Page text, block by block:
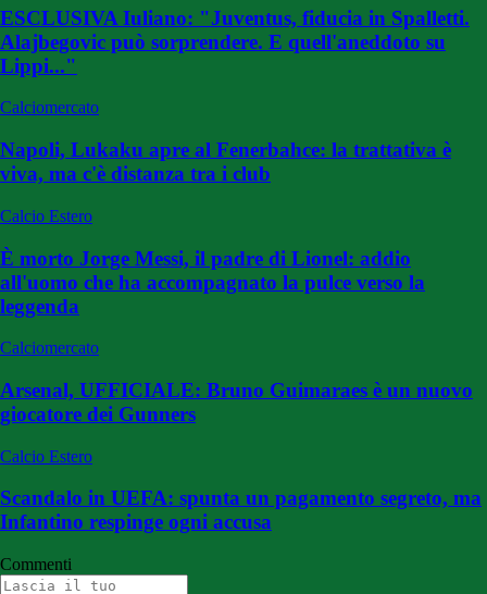
ESCLUSIVA Iuliano: "Juventus, fiducia in Spalletti.
Alajbegovic può sorprendere. E quell'aneddoto su
Lippi..."
Calciomercato
Napoli, Lukaku apre al Fenerbahce: la trattativa è
viva, ma c'è distanza tra i club
Calcio Estero
È morto Jorge Messi, il padre di Lionel: addio
all'uomo che ha accompagnato la pulce verso la
leggenda
Calciomercato
Arsenal, UFFICIALE: Bruno Guimaraes è un nuovo
giocatore dei Gunners
Calcio Estero
Scandalo in UEFA: spunta un pagamento segreto, ma
Infantino respinge ogni accusa
Commenti